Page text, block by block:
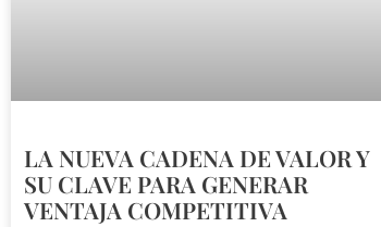
LA NUEVA CADENA DE VALOR Y
SU CLAVE PARA GENERAR
VENTAJA COMPETITIVA